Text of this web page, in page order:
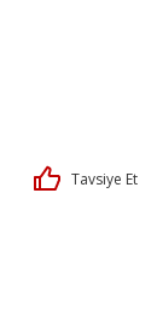
Tavsiye Et